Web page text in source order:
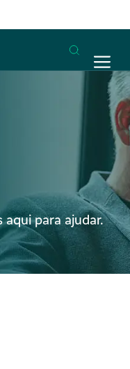
aqui para ajudar.